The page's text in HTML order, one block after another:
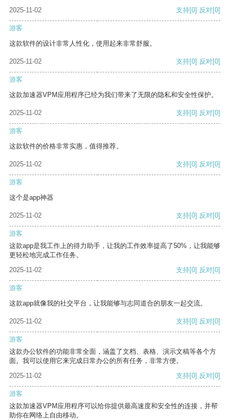
2025-11-02 支持[0] 反对[0]
游客
这款软件的设计非常人性化，使用起来非常舒服。
2025-11-02 支持[0] 反对[0]
游客
这款加速器VPM应用程序已经为我们带来了无限的隐私和安全性保护。
2025-11-02 支持[0] 反对[0]
游客
这款软件的价格非常实惠，值得推荐。
2025-11-02 支持[0] 反对[0]
游客
这个是app神器
2025-11-02 支持[0] 反对[0]
游客
这款app是我工作上的得力助手，让我的工作效率提高了50%，让我能够
更轻松地完成工作任务。
2025-11-02
支持[0] 反对[0]
游客
这款app就像我的社交平台，让我能够与志同道合的朋友一起交流。
2025-11-02 支持[0] 反对[0]
游客
这款办公软件的功能非常全面，涵盖了文档、表格、演示文稿等各个方
面。我可以使用它来完成日常办公的所有任务，非常方便。
2025-11-02
支持[0] 反对[0]
游客
这款加速器VPM应用程序可以给你提供最高速度和安全性的连接，并帮
助你在网络上自由移动。